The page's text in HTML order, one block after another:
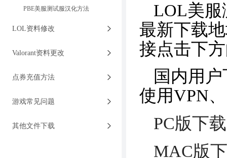
PBE美服测试服汉化方法
LOL资料修改
Valorant资料更改
点券充值方法
游戏常见问题
其他文件下载
LOL美服
最新下载
接点击下
国内用
使用VPN
PC版下
MAC版